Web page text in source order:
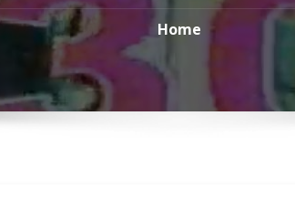
r
i
a
r
Home